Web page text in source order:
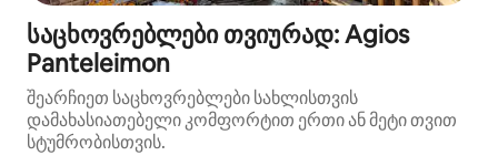
საცხოვრებლები თვიურად: Agios
Panteleimon
შეარჩიეთ საცხოვრებლები სახლისთვის
დამახასიათებელი კომფორტით ერთი ან მეტი თვით
სტუმრობისთვის.